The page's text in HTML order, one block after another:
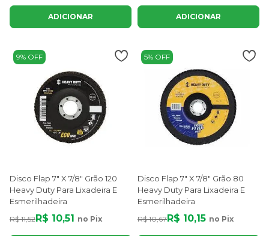
ADICIONAR ADICIONAR
9% OFF
Disco Flap 7" X 7/8" Grão 120
Heavy Duty Para Lixadeira E
Esmerilhadeira
R$ 11,52R$ 10,51 no Pix
5% OFF
Disco Flap 7" X 7/8" Grão 80
Heavy Duty Para Lixadeira E
Esmerilhadeira
R$ 10,67R$ 10,15 no Pix